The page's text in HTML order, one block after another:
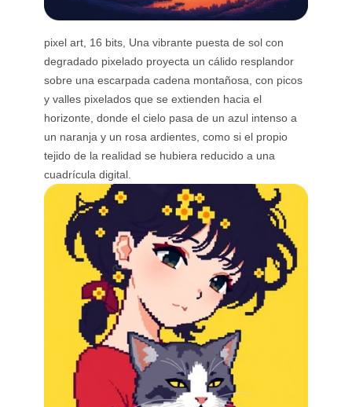
pixel art, 16 bits, Una vibrante puesta de sol con
degradado pixelado proyecta un cálido resplandor
sobre una escarpada cadena montañosa, con picos
y valles pixelados que se extienden hacia el
horizonte, donde el cielo pasa de un azul intenso a
un naranja y un rosa ardientes, como si el propio
tejido de la realidad se hubiera reducido a una
cuadrícula digital.